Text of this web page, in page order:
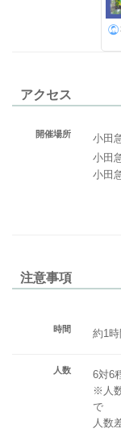
アクセス
開催場所
小田
小田
小田
注意事項
時間 約1時
人数
6対6
※人
で
人数